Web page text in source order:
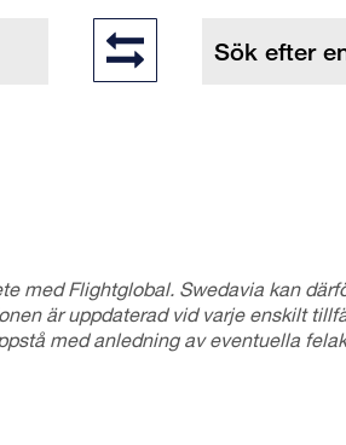
med Flightglobal. Swedavia kan
är uppdaterad vid varje enskilt
med anledning av eventuella